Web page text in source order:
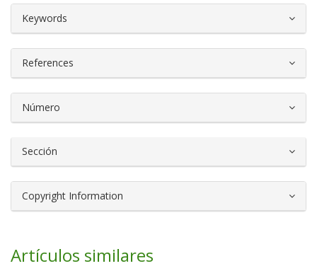
Keywords
References
Número
Sección
Copyright Information
Artículos similares